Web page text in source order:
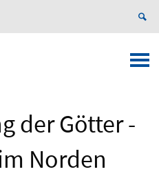
der Götter -
Norden